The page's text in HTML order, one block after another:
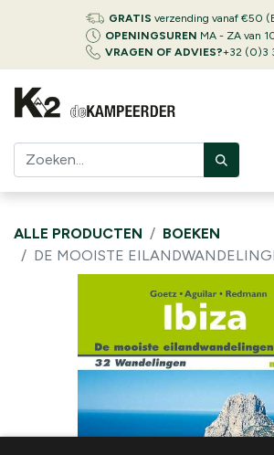
GRATIS verzending vanaf €50
OPENINGSUREN MA - ZA van
VRAGEN OF ADVIES?+32 (0)3
ALLE PRODUCTEN
BOEKEN
DE MOOISTE